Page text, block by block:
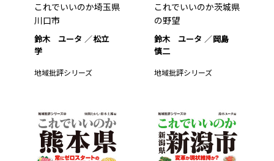
これでいいのか埼玉県
川口市
鈴木 ユータ
松立
学
地域批評シリーズ
これでいいのか茨城県
の野望
鈴木 ユータ
岡島
慎二
地域批評シリーズ